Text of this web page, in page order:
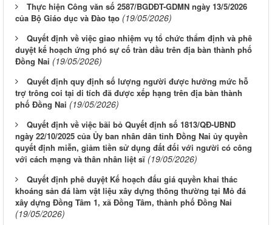
Thực hiện Công văn số 2587/BGDĐT-GDMN ngày 13/5/2026
của Bộ Giáo dục và Đào tạo (19/05/2026)
Quyết định về việc giao nhiệm vụ tổ chức thẩm định và phê
duyệt kế hoạch ứng phó sự cố tràn dầu trên địa bàn thành phố
Đồng Nai (19/05/2026)
Quyết định quy định số lượng người được hưởng mức hỗ
trợ trông coi tại di tích đã được xếp hạng trên địa bàn thành
phố Đồng Nai (19/05/2026)
Quyết định về việc bãi bỏ Quyết định số 1813/QĐ-UBND
ngày 22/10/2025 của Ủy ban nhân dân tỉnh Đồng Nai ủy quyền
quyết định miễn, giảm tiền sử dụng đất đối với người có công
với cách mạng và thân nhân liệt sĩ (19/05/2026)
Quyết định phê duyệt Kế hoạch đấu giá quyền khai thác
khoáng sản đá làm vật liệu xây dựng thông thường tại Mỏ đá
xây dựng Đồng Tâm 1, xã Đồng Tâm, thành phố Đồng Nai
(19/05/2026)